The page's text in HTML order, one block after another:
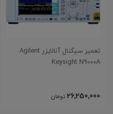
تعمیر سیگنال آنالایزر Agilent
Keysight N9000A
26,250,000 تومان